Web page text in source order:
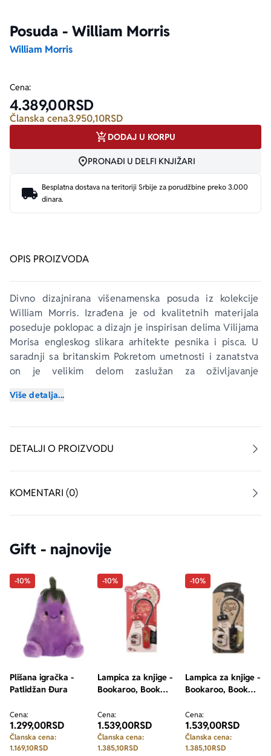
Posuda - William Morris
William Morris
OPIS PROIZVODA
Divno dizajnirana višenamenska posuda iz kolekcije
William Morris. Izrađena je od kvalitetnih materijala
poseduje poklopac a dizajn je inspirisan delima Vilijama
Morisa engleskog slikara arhitekte pesnika i pisca. U
saradnji sa britanskim Pokretom umetnosti i zanatstva
on je velikim delom zaslužan za oživljavanje
načina proizvodnje tekstila. Idealan je poklon za sve
preporučljiva upotreba u mikrotalasnoj pećnici i mašini
za posuđe.
Više detalja...
DETALJI O PROIZVODU
KOMENTARI (0)
Cena:
4.389,00RSD
Članska cena3.950,10RSD
DODAJ U KORPU
PRONAĐI U DELFI KNJIŽARI
Besplatna dostava na teritoriji Srbije za porudžbine preko 3.000
dinara.
Gift - najnovije
-10%
Plišana igračka -
Patlidžan Đura
Cena:
1.299,00RSD
Članska cena:
1.169,10RSD
-10%
Lampica za knjige -
Bookaroo, Book
Dragon
Cena:
1.539,00RSD
Članska cena:
1.385,10RSD
-10%
Lampica za knjige -
Bookaroo, Book
Cena:
1.539,00RSD
Članska cena:
1.385,10RSD
Ekranizovane knjige
E-knjige
Poezija
Biografija
Bojan Ljubenović
Milica Jakovljević Mir-Jam
Peter Handke
Elif Šafak